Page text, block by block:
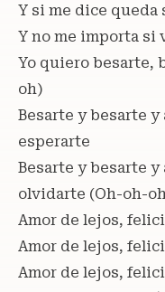
Y si me dice
Y no me importa si
Yo quiero besarte,
oh)
Besarte y besarte y
esperarte
Besarte y besarte y
olvidarte (Oh-oh-
Amor de lejos,
Amor de lejos,
Amor de lejos,